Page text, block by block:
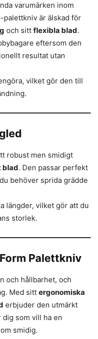
varumärken inom
palettkniv är älskad för
och sitt flexibla blad.
eftersom den
resultat utan
vilket gör den till
robust men smidigt
blad. Den passar perfekt
behöver sprida grädde
längder, vilket gör att du
storlek.
Palettkniv
och hållbarhet, och
Med sitt ergonomiska
erbjuder den utmärkt
som vill ha en
smidig.